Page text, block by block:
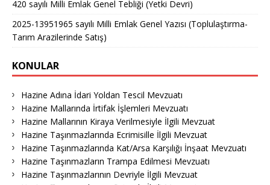
420 sayılı Milli Emlak Genel Tebliği (Yetki Devri)
2025-13951965 sayılı Milli Emlak Genel Yazısı (Toplulaştırma-
Tarım Arazilerinde Satış)
KONULAR
Hazine Adına İdari Yoldan Tescil Mevzuatı
Hazine Mallarında İrtifak İşlemleri Mevzuatı
Hazine Mallarının Kiraya Verilmesiyle İlgili Mevzuat
Hazine Taşınmazlarında Ecrimisille İlgili Mevzuat
Hazine Taşınmazlarında Kat/Arsa Karşılığı İnşaat Mevzuatı
Hazine Taşınmazların Trampa Edilmesi Mevzuatı
Hazine Taşınmazlarının Devriyle İlgili Mevzuat